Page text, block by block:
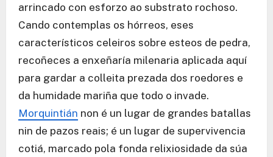
arrincado con esforzo ao substrato rochoso.
Cando contemplas os hórreos, eses
característicos celeiros sobre esteos de pedra,
recoñeces a enxeñaría milenaria aplicada aquí
para gardar a colleita prezada dos roedores e
da humidade mariña que todo o invade.
Morquintián non é un lugar de grandes batallas
nin de pazos reais; é un lugar de supervivencia
cotiá, marcado pola fonda relixiosidade da súa